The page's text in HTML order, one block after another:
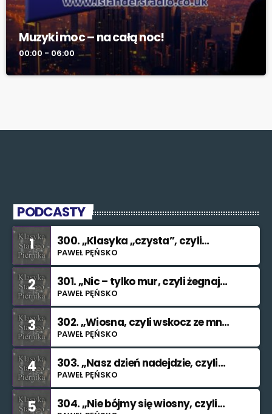
Muzyki moc – na całą noc!
00:00 - 06:00
PODCASTY
1
300. „Klasyka „czysta”, czyli
znowu nie świętuję”
PAWEŁ PĘŃSKO
2
301. „Nic – tylko mur, czyli żegnaj
smutku”
PAWEŁ PĘŃSKO
3
302. „Wiosna, czyli wskocz ze mną
do rzeki”
PAWEŁ PĘŃSKO
4
303. „Nasz dzień nadejdzie, czyli
bilet na Księżyc”.”
PAWEŁ PĘŃSKO
5
304. „Nie bójmy się wiosny, czyli